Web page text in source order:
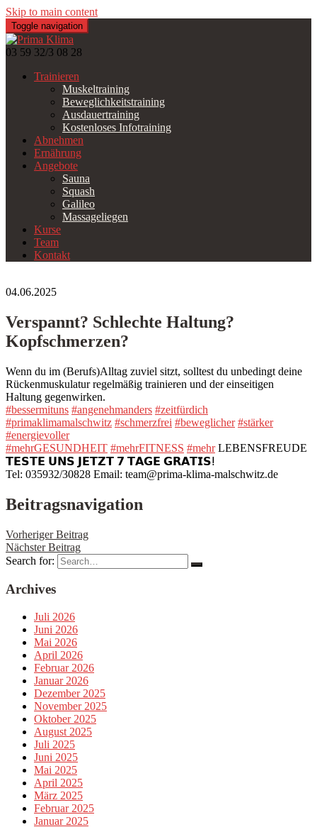
Skip to main content
Toggle navigation
03 59 32/3 08 28
Trainieren
Muskeltraining
Beweglichkeitstraining
Ausdauertraining
Kostenloses Infotraining
Abnehmen
Ernährung
Angebote
Sauna
Squash
Galileo
Massageliegen
Kurse
Team
Kontakt
04.06.2025
Verspannt? Schlechte Haltung?
Kopfschmerzen?
Wenn du im (Berufs)Alltag zuviel sitzt, solltest du unbedingt deine
Rückenmuskulatur regelmäßig trainieren und der einseitigen
Haltung gegenwirken.
#bessermituns #angenehmanders #zeitfürdich
#primaklimamalschwitz #schmerzfrei #beweglicher #stärker
#energievoller
#mehrGESUNDHEIT #mehrFITNESS #mehrLEBENSFREUDE
𝗧𝗘𝗦𝗧𝗘 𝗨𝗡𝗦 𝗝𝗘𝗧𝗭𝗧 𝟳 𝗧𝗔𝗚𝗘 𝗚𝗥𝗔𝗧𝗜𝗦ⵑ
Tel: 035932/30828 Email: team@prima-klima-malschwitz.de
Beitragsnavigation
Vorheriger Beitrag
Nächster Beitrag
Search for:
Archives
Juli 2026
Juni 2026
Mai 2026
April 2026
Februar 2026
Januar 2026
Dezember 2025
November 2025
Oktober 2025
August 2025
Juli 2025
Juni 2025
Mai 2025
April 2025
März 2025
Februar 2025
Januar 2025